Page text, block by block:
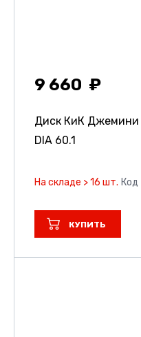
9 660
Диск КиК Джемини
DIA 60.1
На складе > 16 шт.
КУПИТЬ